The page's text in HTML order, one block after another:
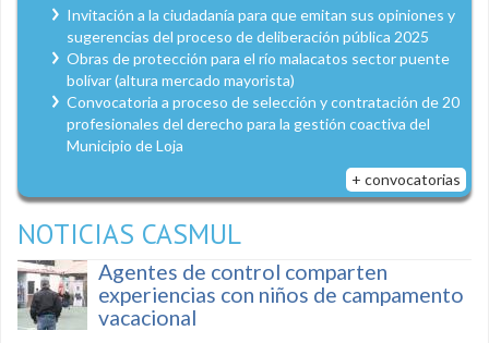
Invitación a la ciudadanía para que emitan sus opiniones y
sugerencias del proceso de deliberación pública 2025
Obras de protección para el río malacatos sector puente
bolívar (altura mercado mayorista)
Convocatoria a proceso de selección y contratación de 20
profesionales del derecho para la gestión coactiva del
Municipio de Loja
+ convocatorias
NOTICIAS CASMUL
Agentes de control comparten
experiencias con niños de campamento
vacacional